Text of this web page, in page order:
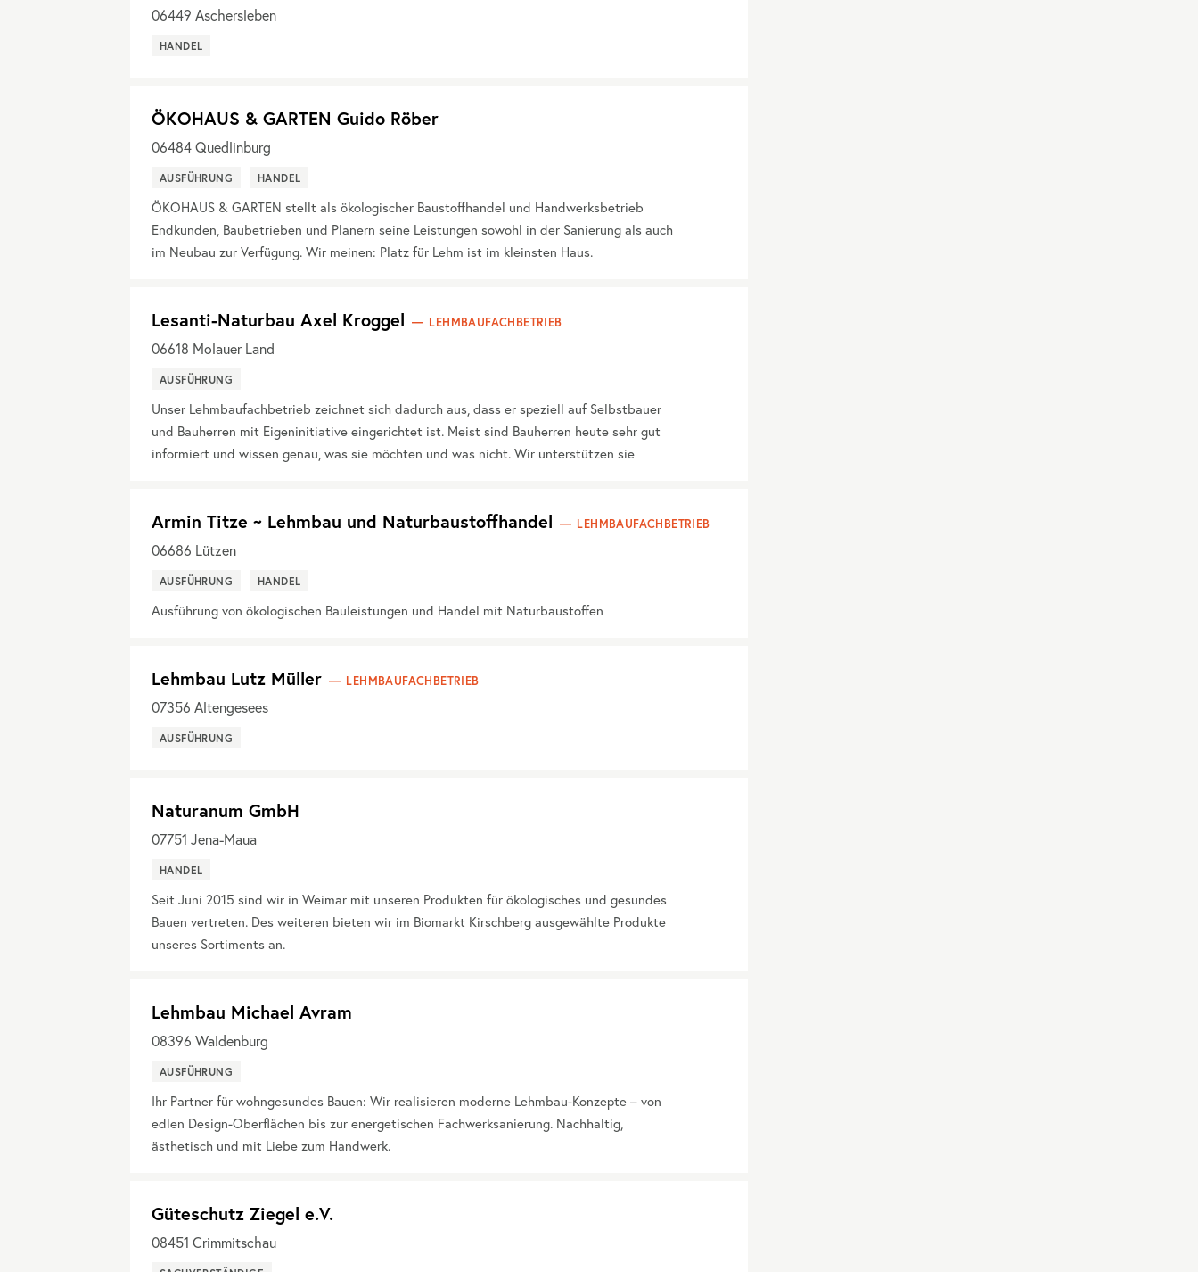
06449 Aschersleben
HANDEL
ÖKOHAUS & GARTEN Guido Röber
06484Quedlinburg
AUSFÜHRUNG HANDEL
ÖKOHAUS & GARTEN stellt als ökologischer Baustoffhandel und Handwerksbetrieb
Endkunden, Baubetrieben und Planern seine Leistungen sowohl in der Sanierung als auch
im Neubau zur Verfügung. Wir meinen: Platz für Lehm ist im kleinsten Haus.
Lesanti-Naturbau Axel Kroggel LEHMBAUFACHBETRIEB
06618 Molauer Land
AUSFÜHRUNG
Unser Lehmbaufachbetrieb zeichnet sich dadurch aus, dass er speziell auf Selbstbauer
und Bauherren mit Eigeninitiative eingerichtet ist. Meist sind Bauherren heute sehr gut
informiert und wissen genau, was sie möchten und was nicht. Wir unterstützen sie
Armin Titze ~ Lehmbau und Naturbaustoffhandel LEHMBAUFACHBETRIEB
06686 Lützen
AUSFÜHRUNG HANDEL
Ausführung von ökologischen Bauleistungen und Handel mit Naturbaustoffen
Lehmbau Lutz Müller LEHMBAUFACHBETRIEB
07356 Altengesees
AUSFÜHRUNG
Naturanum GmbH
07751 Jena-Maua
HANDEL
Seit Juni 2015 sind wir in Weimar mit unseren Produkten für ökologisches und gesundes
Bauen vertreten. Des weiteren bieten wir im Biomarkt Kirschberg ausgewählte Produkte
unseres Sortiments an.
Lehmbau Michael Avram
08396 Waldenburg
AUSFÜHRUNG
Ihr Partner für wohngesundes Bauen: Wir realisieren moderne Lehmbau-Konzepte – von
edlen Design-Oberflächen bis zur energetischen Fachwerksanierung. Nachhaltig,
ästhetisch und mit Liebe zum Handwerk.
Güteschutz Ziegel e.V.
08451 Crimmitschau